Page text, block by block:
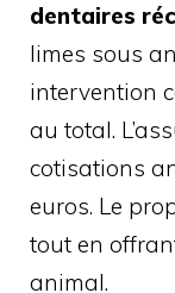
dentaires
limes sous
intervention
au total.
cotisations
euros. Le
tout en
animal.